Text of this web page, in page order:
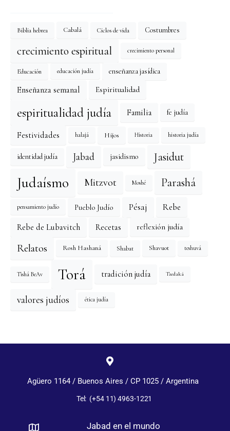
Biblia hebrea Cabalá Ciclos de vida Costumbres
crecimiento espiritual crecimiento personal
Educación educación judía enseñanza jasídica
Enseñanza semanal Espiritualidad
espiritualidad judía Familia fe judía
Festividades halajá Hijos Historia historia judía
identidad judía Jabad jasidismo Jasidut
Judaísmo Mitzvot Moshé Parashá
pensamiento judío Pueblo Judío Pésaj Rebe
Rebe de Lubavitch Recetas reflexión judía
Relatos Rosh Hashaná Shabat Shavuot teshuvá
Tishá BeAv Torá tradición judía Tzedaká
valores judíos ética judía
Agüero 1164 / Buenos Aires / CP 1025 / Argentina
Tel: (+54 11) 4963-1221
Jabad en el mundo